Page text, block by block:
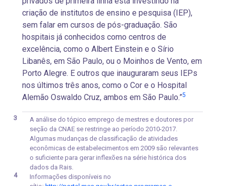
criação de institutos de ensino e pesquisa (IEP),
sem falar em cursos de pós-graduação. São
hospitais já conhecidos como centros de
excelência, como o Albert Einstein e o Sírio
Libanês, em São Paulo, ou o Moinhos de Vento, em
Porto Alegre. E outros que inauguraram seus IEPs
nos últimos três anos, como o Cor e o Hospital
Alemão Oswaldo Cruz, ambos em São Paulo.”5
3
A análise do tópico emprego de mestres e doutores por
seção da CNAE se restringe ao período 2010-2017.
Algumas mudanças de classificação de atividades
econômicas de estabelecimentos em 2009 são relevantes
o suficiente para gerar inflexões na série histórica dos
dados da Rais.
4
Informações disponíveis no